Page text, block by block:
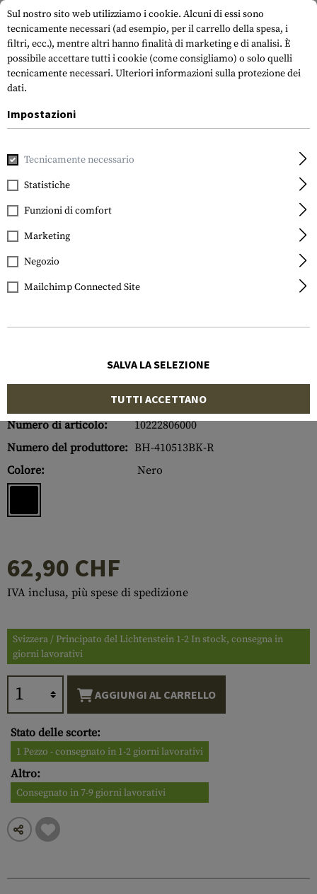
Blackhawk
CQC SERPA Holster for
Glock 20 / 21 / 37
Numero di articolo:
10222806000
Numero del produttore: BH-410513BK-R
Colore:
Nero
62,90 CHF
IVA inclusa, più spese di spedizione
Svizzera / Principato del Lichtenstein 1-2 In stock, consegna in
giorni lavorativi
AGGIUNGI AL CARRELLO
Stato delle scorte:
1 Pezzo - consegnato in 1-2 giorni lavorativi
Altro:
Consegnato in 7-9 giorni lavorativi
Sul nostro sito web utilizziamo i cookie. Alcuni di essi sono
tecnicamente necessari (ad esempio, per il carrello della spesa, i
filtri, ecc.), mentre altri hanno finalità di marketing e di analisi. È
possibile accettare tutti i cookie (come consigliamo) o solo quelli
tecnicamente necessari. Ulteriori informazioni sulla protezione dei
dati.
Impostazioni
Tecnicamente necessario
Statistiche
Funzioni di comfort
Marketing
Negozio
Mailchimp Connected Site
SALVA LA SELEZIONE
TUTTI ACCETTANO